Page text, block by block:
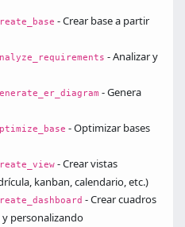
- Crear base a partir
- Analizar y
- Genera
- Optimizar bases
- Crear vistas
kanban, calendario, etc.)
- Crear cuadros
personalizando